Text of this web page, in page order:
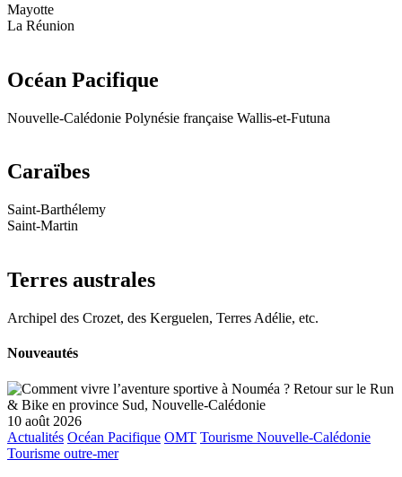
Mayotte
La Réunion
Océan Pacifique
Nouvelle-Calédonie Polynésie française Wallis-et-Futuna
Caraïbes
Saint-Barthélemy
Saint-Martin
Terres australes
Archipel des Crozet, des Kerguelen, Terres Adélie, etc.
Nouveautés
10 août 2026
Actualités Océan Pacifique OMT Tourisme Nouvelle-Calédonie
Tourisme outre-mer